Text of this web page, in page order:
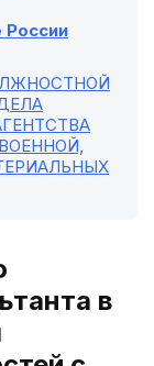
России
в